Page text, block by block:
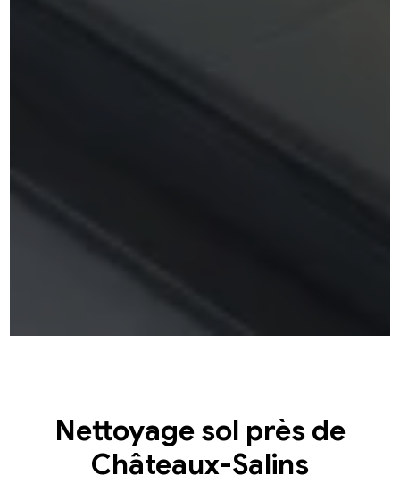
Nettoyage sol près de
Châteaux-Salins